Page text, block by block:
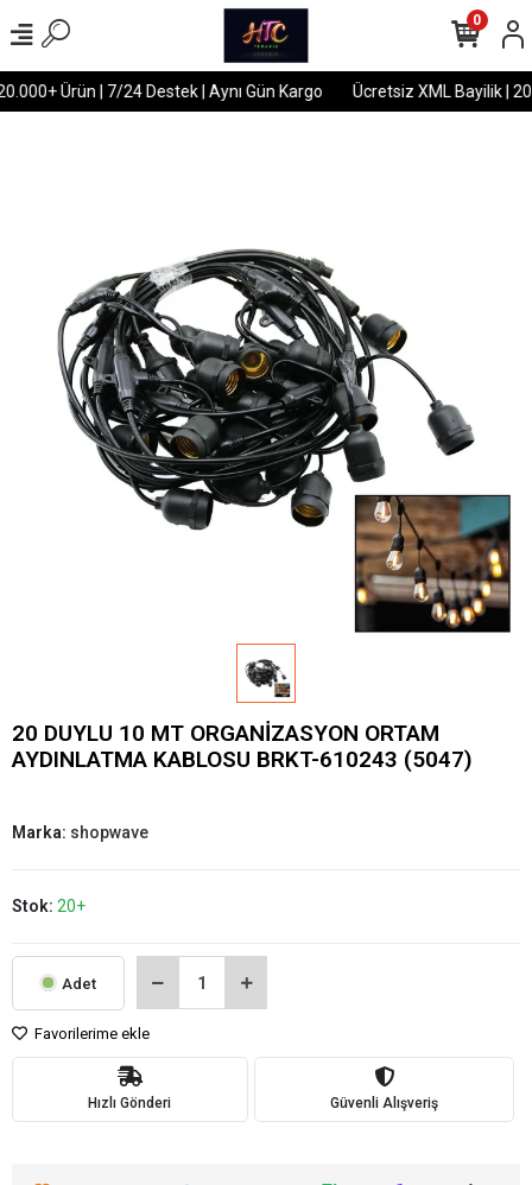
Ürün | 7/24 Destek | Aynı Gün Kargo Ücretsiz XML Bayilik |
0
20 DUYLU 10 MT ORGANİZASYON ORTAM
AYDINLATMA KABLOSU BRKT-610243 (5047)
Marka: shopwave
Stok: 20+
Adet
Favorilerime ekle
Hızlı Gönderi Güvenli Alışveriş